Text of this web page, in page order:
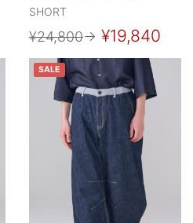
SHORT
¥24,800→ ¥19,840
SALE